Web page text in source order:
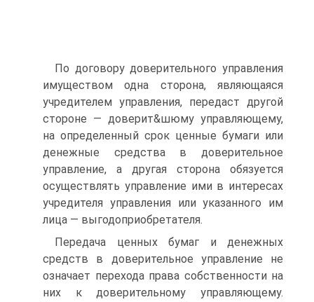
По договору доверительного управления
имуществом одна сто­рона, являющаяся
учредителем управления, передаст другой
сторо­не — доверит&шюму управляющему,
на определенный срок ценные бумаги или
денежные средства в доверительное
управление, а дру­гая сторона обязуется
осуществлять управление ими в интересах
учредителя управления или указанного им
лица — выгодоприобре­тателя.
Передача ценных бумаг и денежных
средств в доверительное управление не
означает перехода права собственности на
них к до­верительному управляющему.